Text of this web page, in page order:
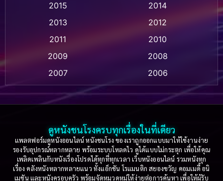
Based on a True Story เรื่องจริง(75)
Based on Novel(16)
Betrayal(1)
2015
2014
2013
2012
2011
2010
2009
2008
2007
2006
2003
2002
2001
2000
1999
1998
1997
1996
1995
1994
ดูหนังชนโรงครบทุกเรื่องในที่เดียว
แพลตฟอร์มดูหนังออนไลน์ หนังชนโรง ของเราถูกออกแบบมาให้ใช้งานง่าย
รองรับอุปกรณ์หลากหลาย พร้อมระบบโหลดไว ดูได้แบบไม่กระตุก เพื่อให้คุณ
เพลิดเพลินกับหนังเรื่องโปรดได้ทุกที่ทุกเวลา เว็บหนังออนไลน์ รวมหนังทุก
เรื่อง คลังหนังหลากหลายแนว ทั้งแอ็กชัน โรแมนติก สยองขวัญ คอมเมดี้ อนิ
เมชัน และหนังครอบครัว พร้อมจัดหมวดหมู่ให้ง่ายต่อการค้นหา เพื่อให้ผู้รับ